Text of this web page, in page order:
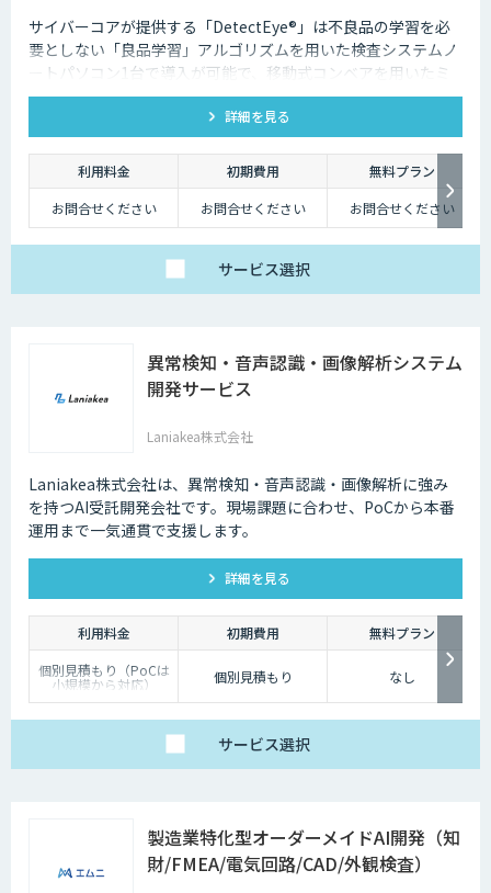
サイバーコアが提供する「DetectEye®」は不良品の学習を必
要としない「良品学習」アルゴリズムを用いた検査システムノ
ートパソコン1台で導入が可能で、移動式コンベアを用いたミ
ニマムな構成も可能。特に小〜中規模の事業者様向けで、低コ
ストでAI検品を導入していただけます。
詳細を見る
利用料金 初期費用
無料プラン
お問合せください
お問合せください お問合せください
サービス選択
異常検知・音声認識・画像解析システム
開発サービス
Laniakea株式会社
Laniakea株式会社は、異常検知・音声認識・画像解析に強み
を持つAI受託開発会社です。現場課題に合わせ、PoCから本番
運用まで一気通貫で支援します。
詳細を見る
利用料金 初期費用
無料プラン
個別見積もり（PoCは
小規模から対応） 個別見積もり なし
サービス選択
製造業特化型オーダーメイドAI開発（知
財/FMEA/電気回路/CAD/外観検査）